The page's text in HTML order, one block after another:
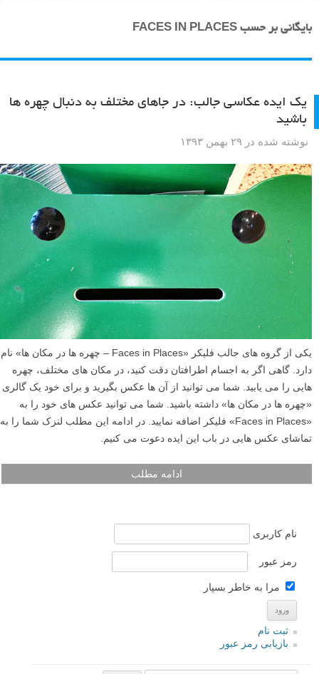
بایگانی بر حسب FACES IN PLACES
یک ایده عکاسی جالب: در جاهای مختلف به دنبال چهره ها
باشید
نوشته شده در ۲۹ بهمن ۱۳۹۳
یکی از گروه های جالب فلیکر «Faces in Places – چهره ها در مکان ها» نام
دارد. گاهی اگر به اجسام اطرافتان دقت کنید، در مکان های مختلف، چهره
هایی را می یابید. شما می توانید از آن ها عکس بگیرید و برای خود یک گالری
«چهره ها در مکان ها» داشته باشید. شما می توانید عکس های خود را به
«Faces in Places» فلیکر اضافه نمایید. در ادامه این مطلب لنزک شما را به
تماشای عکس هایی در باب این ایده دعوت می کنیم.
ادامه مطلب
نام کاربری
رمز عبور
مرا به خاطر بسپار
ثبت نام
بازیابی رمز عبور